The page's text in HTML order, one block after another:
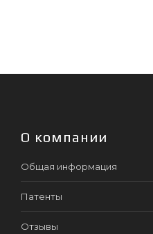
О компании
Общая информация
Патенты
Отзывы